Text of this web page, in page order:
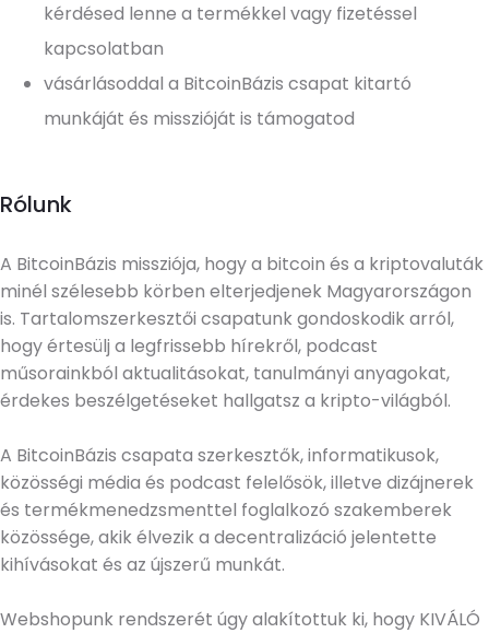
kérdésed lenne a termékkel vagy fizetéssel
kapcsolatban
vásárlásoddal a BitcoinBázis csapat kitartó
munkáját és misszióját is támogatod
Rólunk
A BitcoinBázis missziója, hogy a bitcoin és a kriptovaluták
minél szélesebb körben elterjedjenek Magyarországon
is. Tartalomszerkesztői csapatunk gondoskodik arról,
hogy értesülj a legfrissebb hírekről, podcast
műsorainkból aktualitásokat, tanulmányi anyagokat,
érdekes beszélgetéseket hallgatsz a kripto-világból.
A BitcoinBázis csapata szerkesztők, informatikusok,
közösségi média és podcast felelősök, illetve dizájnerek
és termékmenedzsmenttel foglalkozó szakemberek
közössége, akik élvezik a decentralizáció jelentette
kihívásokat és az újszerű munkát.
Webshopunk rendszerét úgy alakítottuk ki, hogy KIVÁLÓ